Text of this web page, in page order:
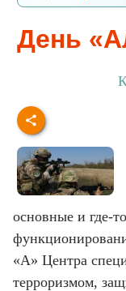
День
основные и где-
«А» Центра
терроризмом,